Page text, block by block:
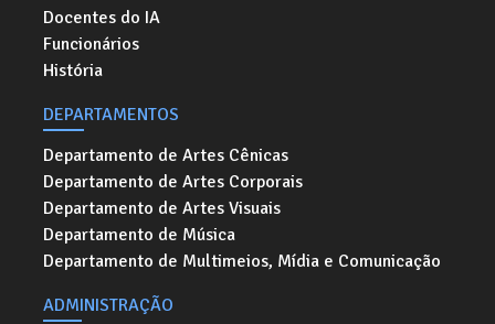
Docentes do IA
Funcionários
História
DEPARTAMENTOS
Departamento de Artes Cênicas
Departamento de Artes Corporais
Departamento de Artes Visuais
Departamento de Música
Departamento de Multimeios, Mídia e Comunicação
ADMINISTRAÇÃO